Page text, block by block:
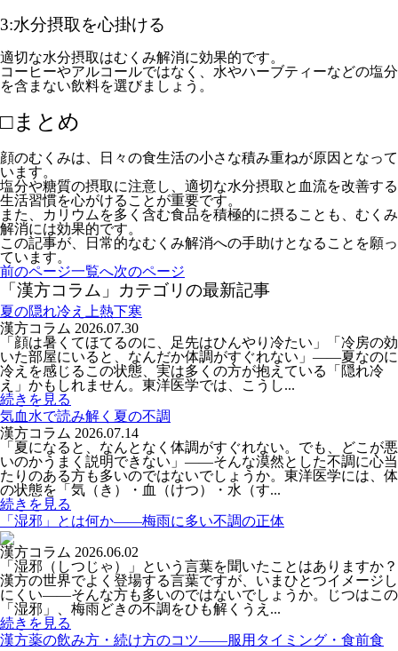
3:水分摂取を心掛ける
適切な水分摂取はむくみ解消に効果的です。
コーヒーやアルコールではなく、水やハーブティーなどの塩分
を含まない飲料を選びましょう。
□まとめ
顔のむくみは、日々の食生活の小さな積み重ねが原因となって
います。
塩分や糖質の摂取に注意し、適切な水分摂取と血流を改善する
生活習慣を心がけることが重要です。
また、カリウムを多く含む食品を積極的に摂ることも、むくみ
解消には効果的です。
この記事が、日常的なむくみ解消への手助けとなることを願っ
ています。
前のページ一覧へ次のページ
「漢方コラム」カテゴリの最新記事
夏の隠れ冷え上熱下寒
漢方コラム 2026.07.30
「顔は暑くてほてるのに、足先はひんやり冷たい」「冷房の効
いた部屋にいると、なんだか体調がすぐれない」――夏なのに
冷えを感じるこの状態、実は多くの方が抱えている「隠れ冷
え」かもしれません。東洋医学では、こうし...
続きを見る
気血水で読み解く夏の不調
漢方コラム 2026.07.14
「夏になると、なんとなく体調がすぐれない。でも、どこが悪
いのかうまく説明できない」――そんな漠然とした不調に心当
たりのある方も多いのではないでしょうか。東洋医学には、体
の状態を「気（き）・血（けつ）・水（す...
続きを見る
「湿邪」とは何か――梅雨に多い不調の正体
漢方コラム 2026.06.02
「湿邪（しつじゃ）」という言葉を聞いたことはありますか？
漢方の世界でよく登場する言葉ですが、いまひとつイメージし
にくい――そんな方も多いのではないでしょうか。じつはこの
「湿邪」、梅雨どきの不調をひも解くうえ...
続きを見る
漢方薬の飲み方・続け方のコツ――服用タイミング・食前食